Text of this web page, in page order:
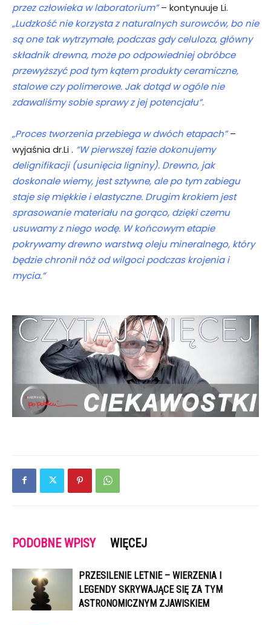
przez człowieka w laboratorium” – kontynuuje Li.
„Ludzkość nie korzysta z naturalnych surowców, bo nie
są one tak wytrzymałe, podczas gdy celuloza, główny
składnik drewna, może po odpowiedniej obróbce
przewyższyć pod tym kątem produkty ceramiczne,
stalowe czy polimerowe. Jak dotąd w ogóle nie
zdawaliśmy sobie sprawy z jej potencjału”.
„Proces tworzenia przebiega w dwóch etapach” –
wyjaśnia dr.Li . “W pierwszej fazie dokonujemy
delignifikacji (usunięcia ligniny). Drewno, jak
doskonale wiemy, jest sztywne, ale po tym zabiegu
staje się miękkie i elastyczne. Drugim krokiem jest
sprasowanie materiału na gorąco, dzięki czemu
usuwamy z niego wodę. W końcowym etapie
pokrywamy drewno warstwą oleju mineralnego, który
będzie chronił nóż od wilgoci podczas krojenia i
mycia.”
PODOBNE WPISY WIĘCEJ
PRZESILENIE LETNIE – WIERZENIA I
LEGENDY SKRYWAJĄCE SIĘ ZA TYM
ASTRONOMICZNYM ZJAWISKIEM